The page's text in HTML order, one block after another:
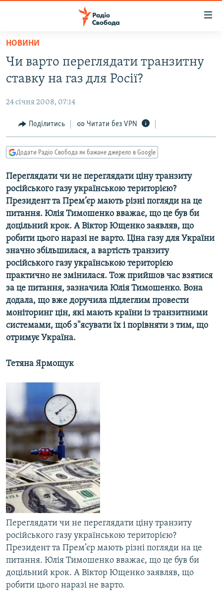
Перейти
основного
матеріалу
до
навігації
Перейти
до
ВСЕ ЗА ДОБУ
ПОЛІТИКА
ЕКОНОМІКА
КУЛЬТУРА
СПОРТ
СВІТ
ВІЙНА
РОСІЙСЬКА «ФІЛЬТРАЦІЯ»
КРИМ.РЕАЛІЇ
ТИ ЯК?
СХЕМИ
КИТАЙ.ВИКЛИКИ
МУЛЬТИМЕДІА
ФОТО
СПЕЦПРОЄКТИ
ПОДКАСТИ
КРИМ РЕАЛІЇ
РУС
УКР
КТАТ
Усі сайти RFE/RL
НОВИНИ
Чи варто переглядати транзитну
ставку на газ для Росії?
24 січня 2008, 07:14
Поділитись Читати без VPN
Додати Радіо Свобода як бажане джерело в Google
Переглядати чи не переглядати ціну транзиту
російського газу українською територією?
Президент та Прем’єр мають різні погляди на це
питання. Юлія Тимошенко вважає, що це був би
доцільний крок. А Віктор Ющенко заявляв, що
робити цього наразі не варто. Ціна газу для України
значно збільшилася, а вартість транзиту
російського газу українською територією
практично не змінилася. Тож прийшов час взятися
за це питання, зазначила Юлія Тимошенко. Вона
додала, що вже доручила підлеглим провести
моніторинг цін, які мають країни із транзитними
системами, щоб з''ясувати їх і порівняти з тим, що
отримує Україна.
Тетяна Ярмощук
Переглядати чи не переглядати ціну транзиту
російського газу українською територією?
Президент та Прем’єр мають різні погляди на це
питання. Юлія Тимошенко вважає, що це був би
доцільний крок. А Віктор Ющенко заявляв, що
робити цього наразі не варто.